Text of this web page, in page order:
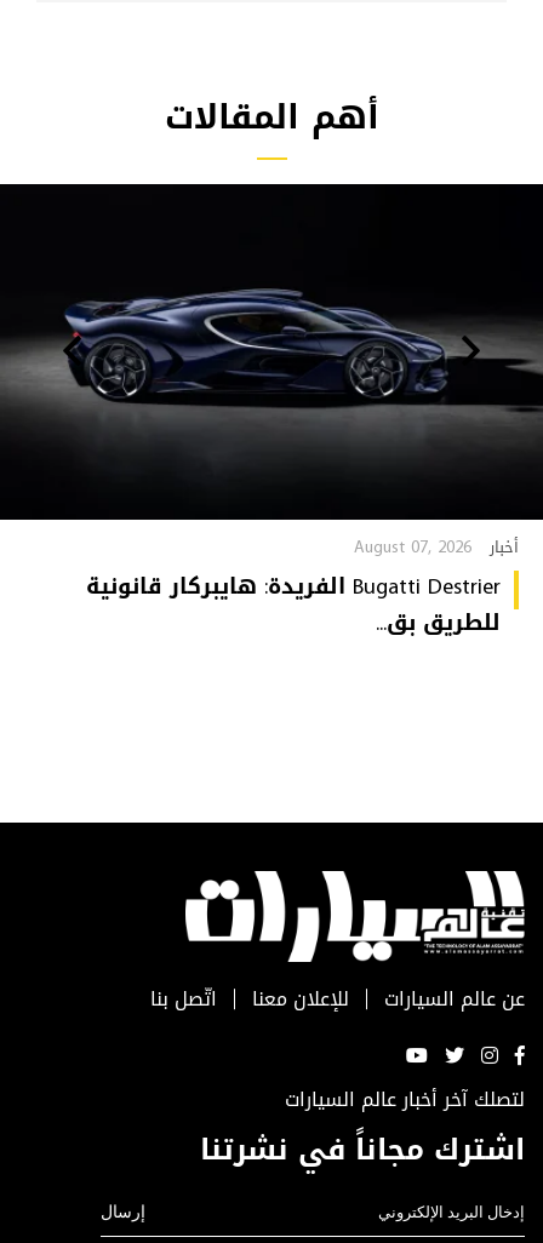
أهم المقالات
أخبار August 07, 2026
Bugatti Destrier الفريدة: هايبركار قانونية
للطريق بق...
عن عالم السيارات للإعلان معنا اتّصل بنا
لتصلك آخر أخبار عالم السيارات
اشترك مجاناً في نشرتنا